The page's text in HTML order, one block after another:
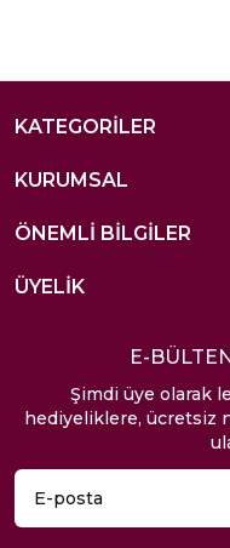
KATEGORİLER
KURUMSAL
ÖNEMLİ BİLGİLER
ÜYELİK
E-
Şimdi üye olarak
hediyeliklere, ücretsiz